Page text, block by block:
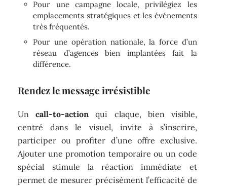
Pour une campagne locale, privilégiez les
emplacements stratégiques et les événements
très fréquentés.
Pour une opération nationale, la force d’un
réseau d’agences bien implantées fait la
différence.
Rendez le message irrésistible
Uncall-to-action qui claque, bien visible,
centré dans le visuel, invite à s’inscrire,
participer ou profiter d’une offre exclusive.
Ajouter une promotion temporaire ou un code
spécial stimule la réaction immédiate et
permet de mesurer précisément l’efficacité de